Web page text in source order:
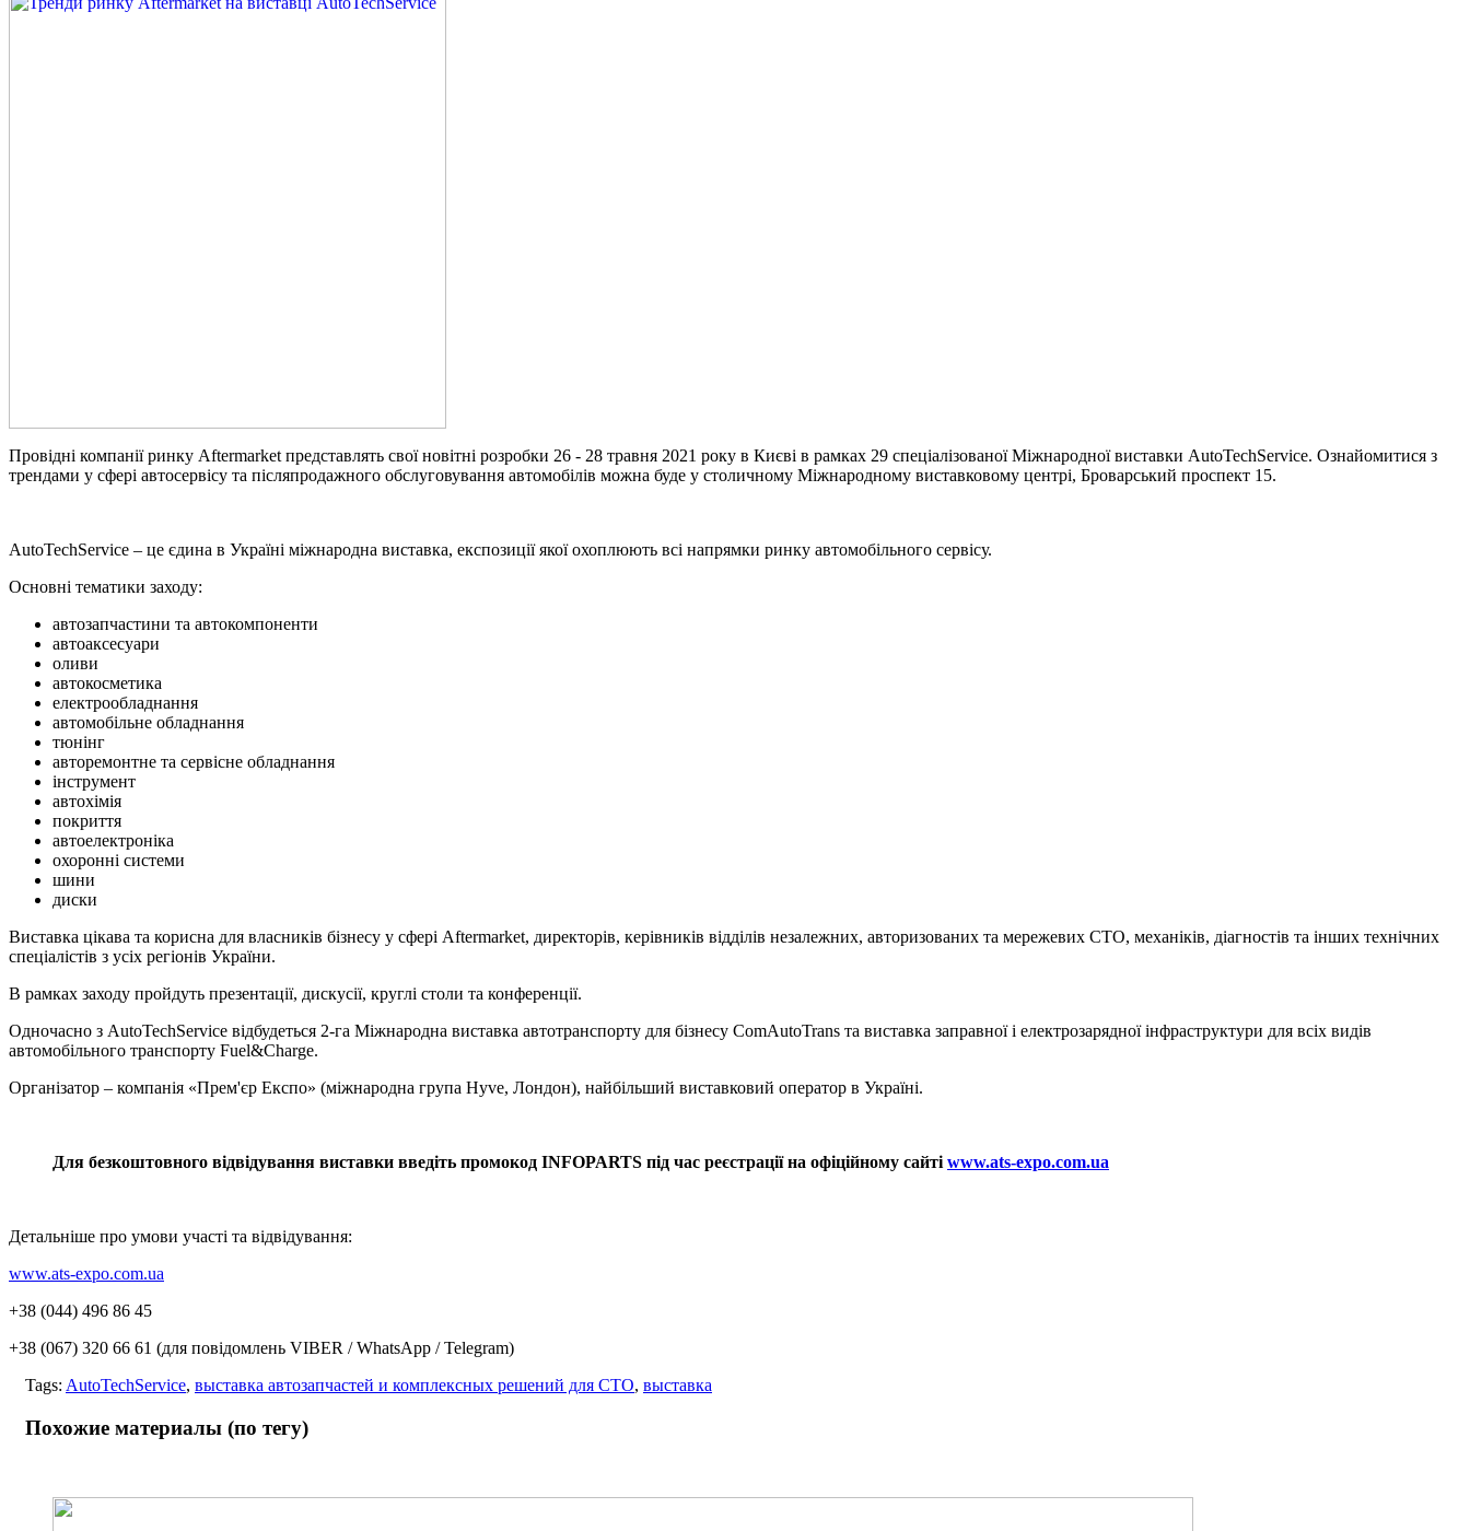
Провідні компанії ринку Aftermarket представлять свої новітні розробки 26 - 28 травня 2021 року в Києві в рамках 29 спеціалізованої Міжнародної виставки AutoTechService. Ознайомитися з
трендами у сфері автосервісу та післяпродажного обслуговування автомобілів можна буде у столичному Міжнародному виставковому центрі, Броварський проспект 15.
AutoTechService – це єдина в Україні міжнародна виставка, експозиції якої охоплюють всі напрямки ринку автомобільного сервісу.
Основні тематики заходу:
автозапчастини та автокомпоненти
автоаксесуари
оливи
автокосметика
електрообладнання
автомобільне обладнання
тюнінг
авторемонтне та сервісне обладнання
інструмент
автохімія
покриття
автоелектроніка
охоронні системи
шини
диски
Виставка цікава та корисна для власників бізнесу у сфері Aftermarket, директорів, керівників відділів незалежних, авторизованих та мережевих СТО, механіків, діагностів та інших технічних
спеціалістів з усіх регіонів України.
В рамках заходу пройдуть презентації, дискусії, круглі столи та конференції.
Одночасно з AutoTechService відбудеться 2-га Міжнародна виставка автотранспорту для бізнесу ComAutoTrans та виставка заправної і електрозарядної інфраструктури для всіх видів
автомобільного транспорту Fuel&Charge.
Організатор – компанія «Прем'єр Експо» (міжнародна група Hyve, Лондон), найбільший виставковий оператор в Україні.
Для безкоштовного відвідування виставки введіть промокод INFOPARTS під час реєстрації на офіційному сайті www.ats-expo.com.ua
Детальніше про умови участі та відвідування:
www.ats-expo.com.ua
+38 (044) 496 86 45
+38 (067) 320 66 61 (для повідомлень VIBER / WhatsApp / Telegram)
Tags: AutoTechService, выставка автозапчастей и комплексных решений для СТО, выставка
Похожие материалы (по тегу)